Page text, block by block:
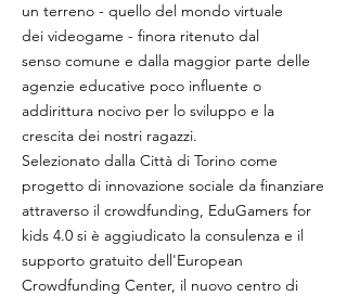
un terreno - quello del mondo virtuale
dei videogame - finora ritenuto dal
senso comune e dalla maggior parte delle
agenzie educative poco influente o
addirittura nocivo per lo sviluppo e la
crescita dei nostri ragazzi.
Selezionato dalla Città di Torino come
progetto di innovazione sociale da finanziare
attraverso il crowdfunding, EduGamers for
kids 4.0 si è aggiudicato la consulenza e il
supporto gratuito dell'European
Crowdfunding Center, il nuovo centro di